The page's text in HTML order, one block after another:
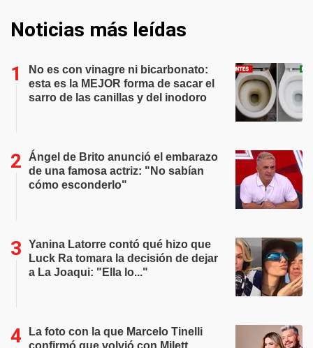
Noticias más leídas
No es con vinagre ni bicarbonato:
esta es la MEJOR forma de sacar el
sarro de las canillas y del inodoro
Ángel de Brito anunció el embarazo
de una famosa actriz: "No sabían
cómo esconderlo"
Yanina Latorre contó qué hizo que
Luck Ra tomara la decisión de dejar
a La Joaqui: "Ella lo..."
La foto con la que Marcelo Tinelli
confirmó que volvió con Milett